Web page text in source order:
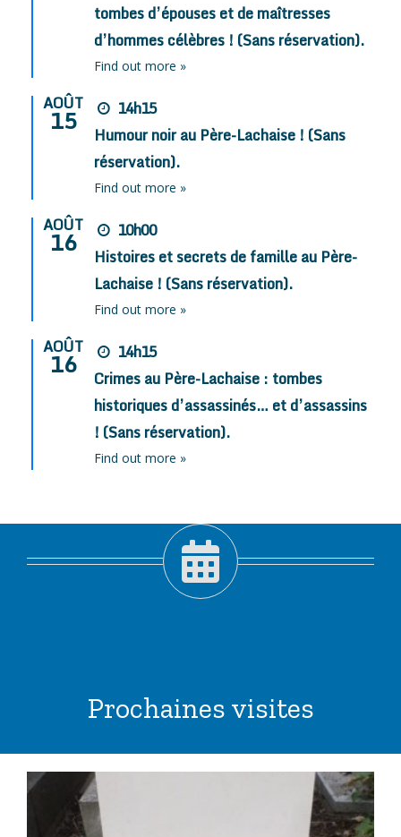
tombes d’épouses et de maîtresses
d’hommes célèbres ! (Sans réservation).
Find out more »
AOÛT
15
14h15
Humour noir au Père-Lachaise ! (Sans
réservation).
Find out more »
AOÛT
16
10h00
Histoires et secrets de famille au Père-
Lachaise ! (Sans réservation).
Find out more »
AOÛT
16
14h15
Crimes au Père-Lachaise : tombes
historiques d’assassinés… et d’assassins
! (Sans réservation).
Find out more »
Prochaines visites